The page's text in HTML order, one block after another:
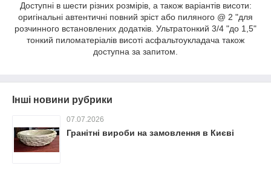
Доступні в шести різних розмірів, а також варіантів висоти:
оригінальні автентичні повний зріст або пиляного @ 2 "для
розчинного встановлених додатків. Ультратонкий 3/4 "до 1,5"
тонкий пиломатеріалів висоті асфальтоукладача також
доступна за запитом.
Інші новини рубрики
07.07.2026
Гранітні вироби на замовлення в Києві